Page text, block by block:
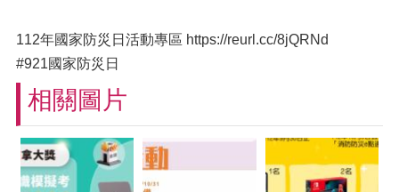
112年國家防災日活動專區 https://reurl.cc/8jQRNd
#921國家防災日
相關圖片